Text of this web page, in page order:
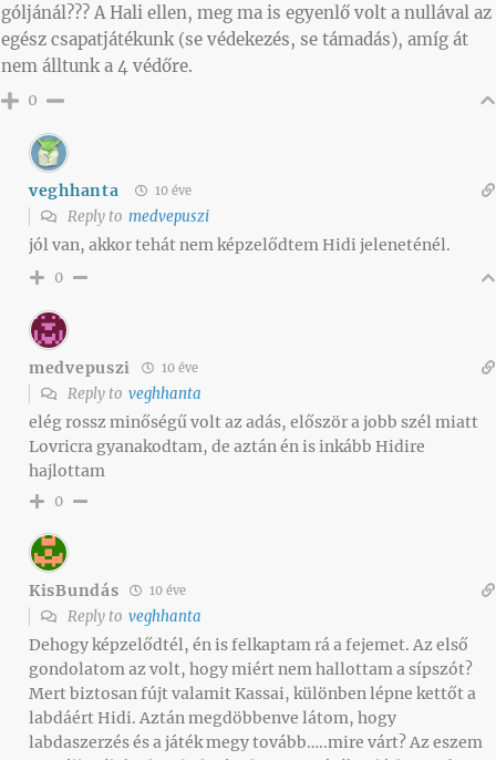
góljánál??? A Hali ellen, meg ma is egyenlő volt a nullával az
egész csapatjátékunk (se védekezés, se támadás), amíg át
nem álltunk a 4 védőre.
0
veghhanta 10 éve
Reply to medvepuszi
jól van, akkor tehát nem képzelődtem Hidi jeleneténél.
0
medvepuszi 10 éve
Reply to veghhanta
elég rossz minőségű volt az adás, először a jobb szél miatt
Lovricra gyanakodtam, de aztán én is inkább Hidire
hajlottam
0
KisBundás 10 éve
Reply to veghhanta
Dehogy képzelődtél, én is felkaptam rá a fejemet. Az első
gondolatom az volt, hogy miért nem hallottam a sípszót?
Mert biztosan fújt valamit Kassai, különben lépne kettőt a
labdáért Hidi. Aztán megdöbbenve látom, hogy
labdaszerzés és a játék megy tovább…..mire várt? Az eszem